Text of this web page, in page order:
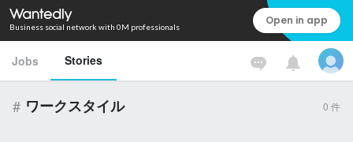
Business social network with 0M professionals Open in app
Jobs Stories
# ワークスタイル 0 件